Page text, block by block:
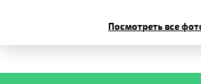
Посмотреть все